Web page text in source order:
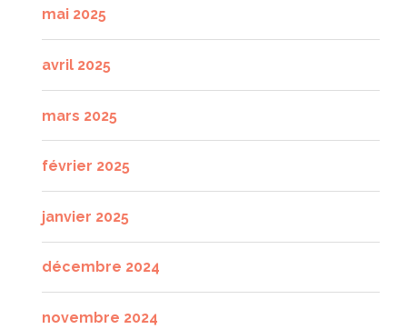
mai 2025
avril 2025
mars 2025
février 2025
janvier 2025
décembre 2024
novembre 2024